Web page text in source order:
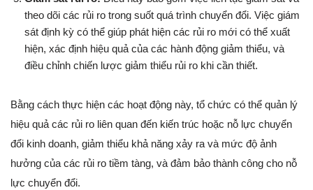
theo dõi các rủi ro trong suốt quá trình chuyển đổi. Việc giám
sát định kỳ có thể giúp phát hiện các rủi ro mới có thể xuất
hiện, xác định hiệu quả của các hành động giảm thiểu, và
điều chỉnh chiến lược giảm thiểu rủi ro khi cần thiết.
Bằng cách thực hiện các hoạt động này, tổ chức có thể quản lý
hiệu quả các rủi ro liên quan đến kiến trúc hoặc nỗ lực chuyển
đổi kinh doanh, giảm thiểu khả năng xảy ra và mức độ ảnh
hưởng của các rủi ro tiềm tàng, và đảm bảo thành công cho nỗ
lực chuyển đổi.